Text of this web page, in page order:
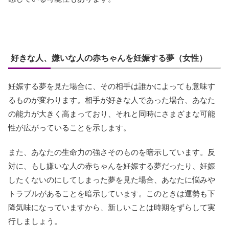
好きな人、嫌いな人の赤ちゃんを妊娠する夢（女性）
妊娠する夢を見た場合に、その相手は誰かによっても意味す
るものが変わります。相手が好きな人であった場合、あなた
の能力が大きく高まっており、それと同時にさまざまな可能
性が広がっていることを示します。
また、あなたの生命力の強さそのものを暗示しています。反
対に、もし嫌いな人の赤ちゃんを妊娠する夢だったり、妊娠
したくないのにしてしまった夢を見た場合、あなたに悩みや
トラブルがあることを暗示しています。このときは運勢も下
降気味になっていますから、新しいことは時期をずらして実
行しましょう。